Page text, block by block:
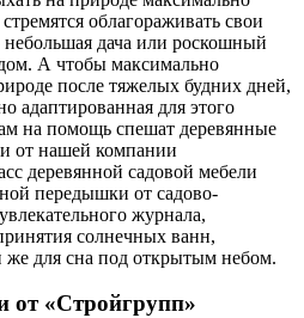
облагораживать свои
небольшая дача или роскошный
А чтобы максимально
после тяжелых будних дней,
адаптированная для этого
на помощь спешат деревянные
от нашей компании
деревянной садовой мебели
передышки от садово-
журнала,
солнечных ванн,
для сна под открытым небом.
от «Стройгрупп»